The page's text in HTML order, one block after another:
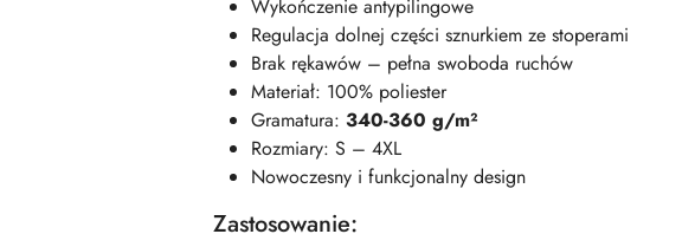
Wykończenie antypilingowe
Regulacja dolnej części sznurkiem ze stoperami
Brak rękawów – pełna swoboda ruchów
Materiał: 100% poliester
Gramatura: 340-360 g/m²
Rozmiary: S – 4XL
Nowoczesny i funkcjonalny design
Zastosowanie: